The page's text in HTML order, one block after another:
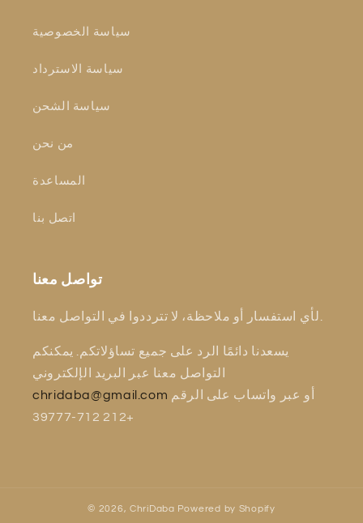
سياسة الخصوصية
سياسة الاسترداد
سياسة الشحن
من نحن
المساعدة
اتصل بنا
تواصل معنا
يسعدنا دائمًا الرد على جميع تساؤلاتكم. يمكنكم
التواصل معنا عبر البريد الإلكتروني
chridaba@gmail.com
+212 712-39777
© 2026, ChriDaba Powered by Shopify